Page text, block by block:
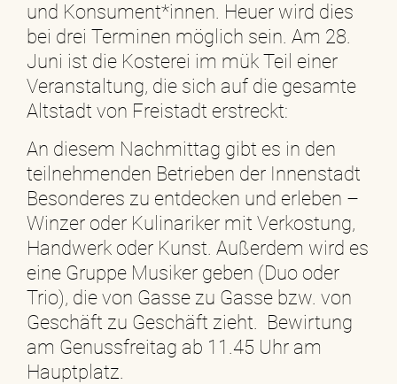
und Konsument*innen. Heuer wird dies
bei drei Terminen möglich sein. Am 28.
Juni ist die Kosterei im mük Teil einer
Veranstaltung, die sich auf die gesamte
Altstadt von Freistadt erstreckt:
An diesem Nachmittag gibt es in den
teilnehmenden Betrieben der Innenstadt
Besonderes zu entdecken und erleben –
Winzer oder Kulinariker mit Verkostung,
Handwerk oder Kunst. Außerdem wird es
eine Gruppe Musiker geben (Duo oder
Trio), die von Gasse zu Gasse bzw. von
Geschäft zu Geschäft zieht. Bewirtung
am Genussfreitag ab 11.45 Uhr am
Hauptplatz.